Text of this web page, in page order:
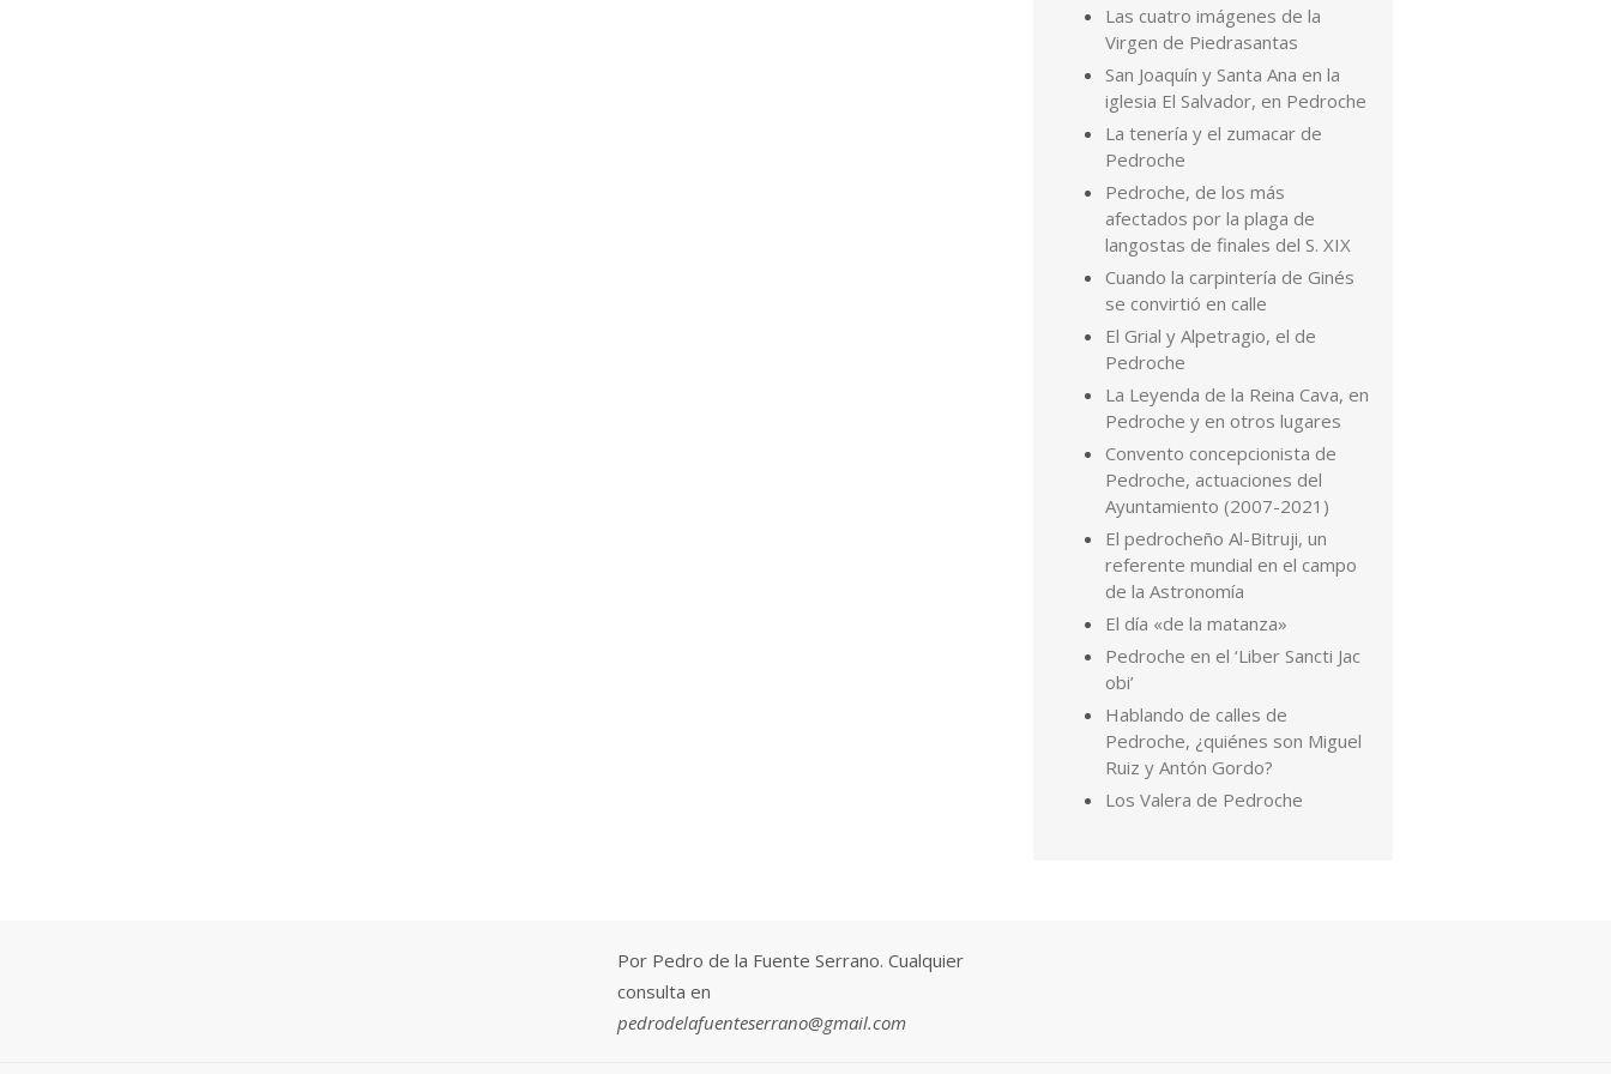
Las cuatro imágenes de la
Virgen de Piedrasantas
San Joaquín y Santa Ana en la
iglesia El Salvador, en Pedroche
La tenería y el zumacar de
Pedroche
Pedroche, de los más
afectados por la plaga de
langostas de finales del S. XIX
Cuando la carpintería de Ginés
se convirtió en calle
El Grial y Alpetragio, el de
Pedroche
La Leyenda de la Reina Cava, en
Pedroche y en otros lugares
Convento concepcionista de
Pedroche, actuaciones del
Ayuntamiento (2007-2021)
El pedrocheño Al-Bitruji, un
referente mundial en el campo
de la Astronomía
El día «de la matanza»
Pedroche en el ‘Liber Sancti Jac
obi’
Hablando de calles de
Pedroche, ¿quiénes son Miguel
Ruiz y Antón Gordo?
Los Valera de Pedroche
Por Pedro de la Fuente Serrano. Cualquier
consulta en
pedrodelafuenteserrano@gmail.com